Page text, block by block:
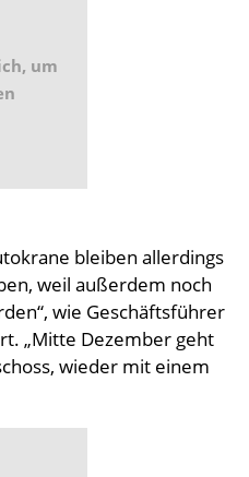
um
bleiben allerdings
weil außerdem noch
wie Geschäftsführer
„Mitte Dezember geht
wieder mit einem